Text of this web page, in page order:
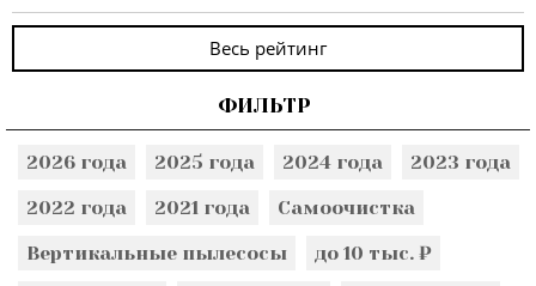
Весь рейтинг
ФИЛЬТР
2026 года 2025 года 2024 года
2023 года
2022 года
2021 года
Самоочистка
Вертикальные пылесосы
до 10 тыс. ₽